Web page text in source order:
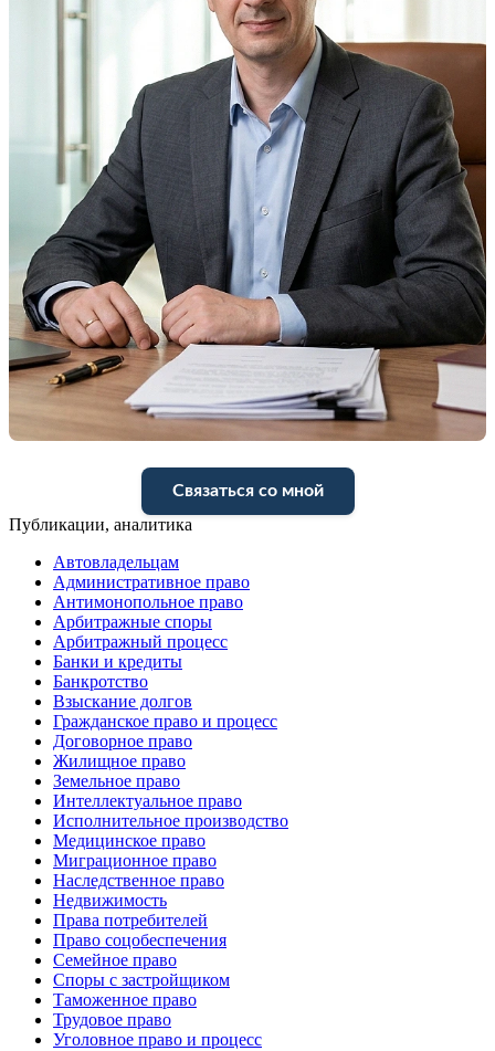
Связаться со мной
Публикации, аналитика
Автовладельцам
Административное право
Антимонопольное право
Арбитражные споры
Арбитражный процесс
Банки и кредиты
Банкротство
Взыскание долгов
Гражданское право и процесс
Договорное право
Жилищное право
Земельное право
Интеллектуальное право
Исполнительное производство
Медицинское право
Миграционное право
Наследственное право
Недвижимость
Права потребителей
Право соцобеспечения
Семейное право
Споры с застройщиком
Таможенное право
Трудовое право
Уголовное право и процесс